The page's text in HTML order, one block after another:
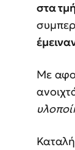
στα
Με